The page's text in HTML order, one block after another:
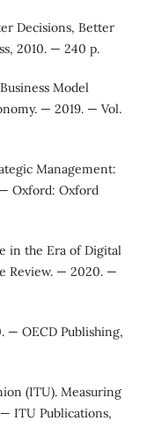
Decisions, Better
2010. — 240 p.
Model
— 2019. — Vol.
Management:
Oxford: Oxford
in the Era of Digital
Review. — 2020. —
— OECD Publishing,
(ITU). Measuring
ITU Publications,